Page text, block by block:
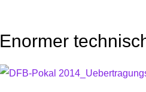
Enormer